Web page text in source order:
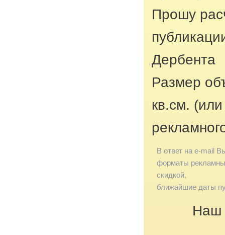
Прошу
Дербента
Размер
кв.см.
В ответ на e-mail
форматы
скидкой,
ближайшие даты
Наш